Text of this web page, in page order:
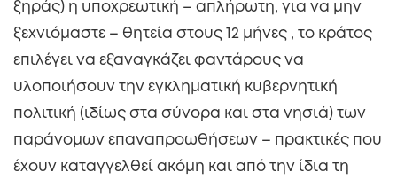
ξηράς) η υποχρεωτική – απλήρωτη, για να μην
ξεχνιόμαστε – θητεία στους 12 μήνες , το κράτος
επιλέγει να εξαναγκάζει φαντάρους να
υλοποιήσουν την εγκληματική κυβερνητική
πολιτική (ιδίως στα σύνορα και στα νησιά) των
παράνομων επαναπροωθήσεων – πρακτικές που
έχουν καταγγελθεί ακόμη και από την ίδια τη